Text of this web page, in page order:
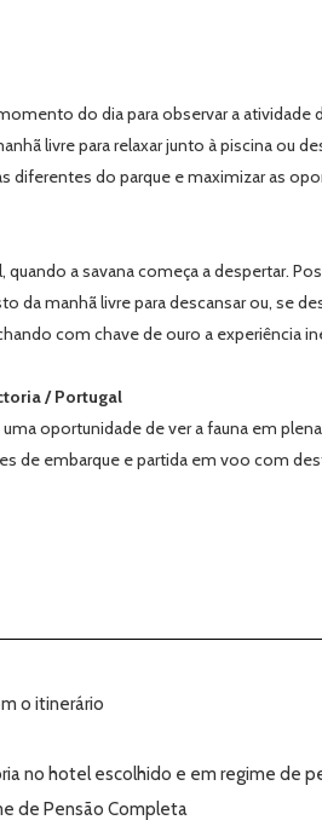
do dia para observar a
livre para relaxar junto à piscina ou
do parque e maximizar as
a savana começa a despertar.
da manhã livre para descansar ou, se
com chave de ouro a experiência
/ Portugal
oportunidade de ver a fauna em
de embarque e partida em voo com
o itinerário
no hotel escolhido e em regime de
de Pensão Completa